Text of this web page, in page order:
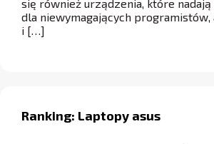
się również urządzenia, które
dla niewymagających
i […]
Ranking: Laptopy asus